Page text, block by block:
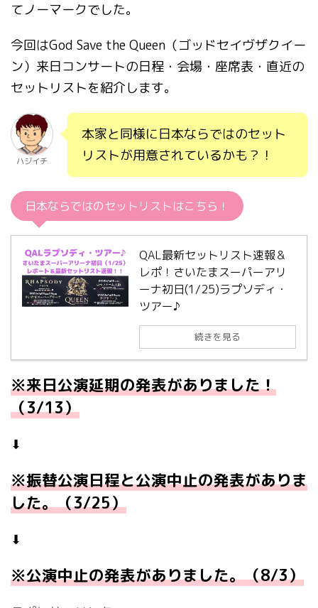
てノーマークでした。
今回はGod Save the Queen（ゴッドセイヴザクイー
ン）来日コンサートの日程・会場・座席表・直近の
セットリストを紹介します。
ハジイチ
本家と同様に日本ならではのセット
リストが用意されているかも？！
日本ならではのセットリストはこちら！
QAL最新セットリスト速報＆
レポ！さいたまスーパーアリ
ーナ初日(1/25)ラプソディ・
ツアー♪
続きを見る
※来日公演延期の発表がありました！
（3/13）
⬇︎
※振替公演日程と公演中止の発表がありま
した。（3/25）
⬇︎
※公演中止の発表がありました。（8/3）